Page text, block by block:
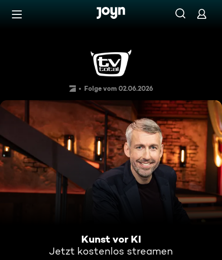
Zum Inhalt springen
Kunst vor KI
Folge vom 02.06.2026
Kunst vor KI
Jetzt kostenlos streamen